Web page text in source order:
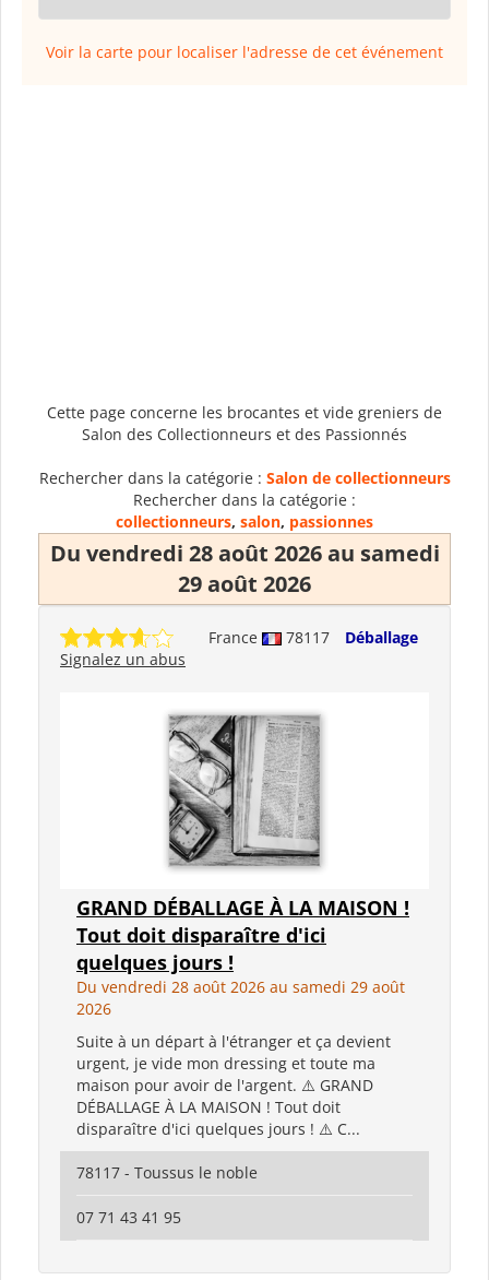
Voir la carte pour localiser l'adresse de cet événement
Cette page concerne les brocantes et vide greniers de
Salon des Collectionneurs et des Passionnés
Rechercher dans la catégorie : Salon de collectionneurs
Rechercher dans la catégorie :
collectionneurs, salon, passionnes
Du vendredi 28 août 2026 au samedi
29 août 2026
France 78117
Déballage
Signalez un abus
GRAND DÉBALLAGE À LA MAISON !
Tout doit disparaître d'ici
quelques jours !
Du vendredi 28 août 2026 au samedi 29 août
2026
Suite à un départ à l'étranger et ça devient
urgent, je vide mon dressing et toute ma
maison pour avoir de l'argent. ⚠️ GRAND
DÉBALLAGE À LA MAISON ! Tout doit
disparaître d'ici quelques jours ! ⚠️ C...
78117 - Toussus le noble
07 71 43 41 95